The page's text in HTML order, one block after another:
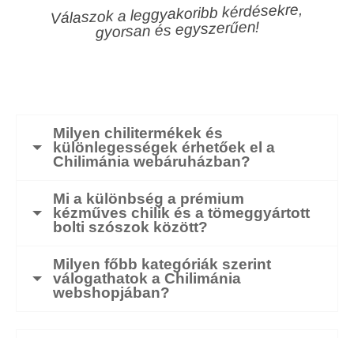
Válaszok a leggyakoribb kérdésekre,
gyorsan és egyszerűen!
Milyen chilitermékek és
különlegességek érhetőek el a
Chilimánia webáruházban?
Mi a különbség a prémium
kézműves chilik és a tömeggyártott
bolti szószok között?
Milyen főbb kategóriák szerint
válogathatok a Chilimánia
webshopjában?